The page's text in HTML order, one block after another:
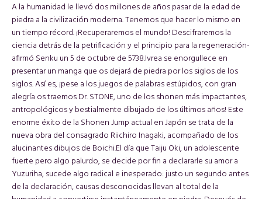
A la humanidad le llevó dos millones de años pasar de la edad de
piedra a la civilización moderna. Tenemos que hacer lo mismo en
un tiempo récord. ¡Recuperaremos el mundo! Descifraremos la
ciencia detrás de la petrificación y el principio para la regeneración-
afirmó Senku un 5 de octubre de 5738.Ivrea se enorgullece en
presentar un manga que os dejará de piedra por los siglos de los
siglos. Así es, ¡pese a los juegos de palabras estúpidos, con gran
alegría os traemos Dr. STONE, uno de los shonen más impactantes,
antropológicos y bestialmente dibujado de los últimos años! Este
enorme éxito de la Shonen Jump actual en Japón se trata de la
nueva obra del consagrado Riichiro Inagaki, acompañado de los
alucinantes dibujos de Boichi.El día que Taiju Oki, un adolescente
fuerte pero algo palurdo, se decide por fin a declararle su amor a
Yuzuriha, sucede algo radical e inesperado: justo un segundo antes
de la declaración, causas desconocidas llevan al total de la